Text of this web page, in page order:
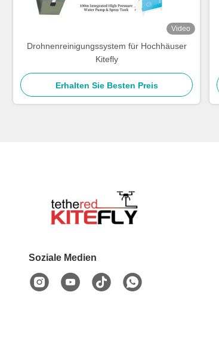
Video
Drohnenreinigungssystem für Hochhäuser
Kitefly
Erhalten Sie Besten Preis
Soziale Medien